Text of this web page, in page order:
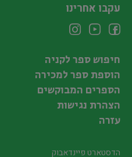
עקבו אחרינו
חיפוש ספר לקניה
הוספת ספר למכירה
הספרים המבוקשים
הצהרת נגישות
עזרה
הדסטארט פיינדאבוק